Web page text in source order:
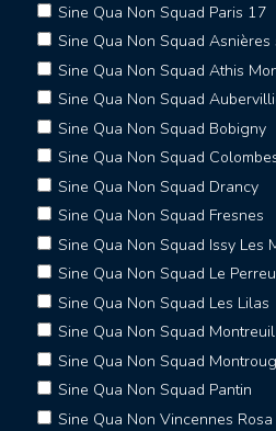
Sine Qua Non Squad Paris 17
Sine Qua Non Squad Asnières
Sine Qua Non Squad Athis
Sine Qua Non Squad
Sine Qua Non Squad Bobigny
Sine Qua Non Squad
Sine Qua Non Squad Drancy
Sine Qua Non Squad Fresnes
Sine Qua Non Squad Issy Les
Sine Qua Non Squad Le
Sine Qua Non Squad Les Lilas
Sine Qua Non Squad Montreuil
Sine Qua Non Squad
Sine Qua Non Squad Pantin
Sine Qua Non Vincennes